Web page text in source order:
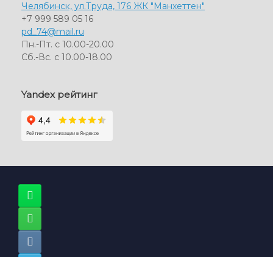
Челябинск, ул.Труда, 176 ЖК "Манхеттен"
+7 999 589 05 16
pd_74@mail.ru
Пн.-Пт. с 10.00-20.00
Сб.-Вс. с 10.00-18.00
Yandex рейтинг